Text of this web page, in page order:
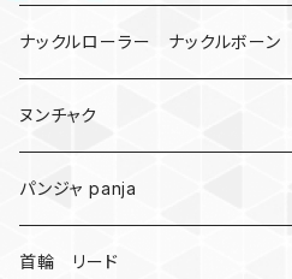
悪魔の鍵
爬虫類、蛇
DNA 螺旋
受注作成_名入り、ネーム
ナックルローラー ナックルボーン
ヌンチャク
パンジャ panja
首輪 リード